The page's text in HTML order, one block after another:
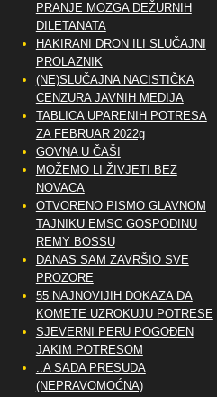
PRANJE MOZGA DEŽURNIH
DILETANATA
HAKIRANI DRON ILI SLUČAJNI
PROLAZNIK
(NE)SLUČAJNA NACISTIČKA
CENZURA JAVNIH MEDIJA
TABLICA UPARENIH POTRESA
ZA FEBRUAR 2022g
GOVNA U ČAŠI
MOŽEMO LI ŽIVJETI BEZ
NOVACA
OTVORENO PISMO GLAVNOM
TAJNIKU EMSC GOSPODINU
REMY BOSSU
DANAS SAM ZAVRŠIO SVE
PROZORE
55 NAJNOVIJIH DOKAZA DA
KOMETE UZROKUJU POTRESE
SJEVERNI PERU POGOĐEN
JAKIM POTRESOM
..A SADA PRESUDA
(NEPRAVOMOĆNA)